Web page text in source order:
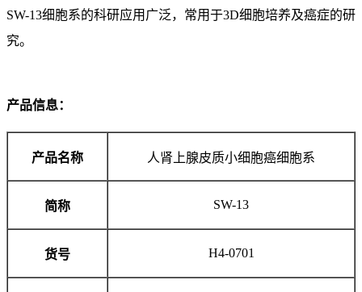
SW-13细胞系的科研应用广泛，常用于3D细胞培养及癌症的研
究。
产品信息：
产品名称 人肾上腺皮质小细胞癌细胞系
简称 SW-13
货号 H4-0701